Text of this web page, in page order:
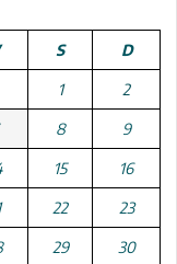
S D
1 2
8 9
15 16
22 23
29 30